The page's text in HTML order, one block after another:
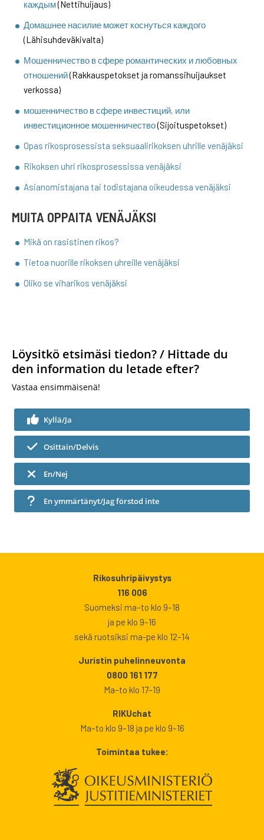
каждым(Nettihuijaus)
Домашнее насилие может коснуться каждого
(Lähisuhdeväkivalta)
Мошенничество в сфере романтических и любовных
отношений(Rakkauspetokset ja romanssihuijaukset
verkossa)
мошенничество в сфере инвестиций, или
инвестиционное мошенничество(Sijoituspetokset)
Opas rikosprosessista seksuaalirikoksen uhrille venäjäksi
Rikoksen uhri rikosprosessissa venäjäksi
Asianomistajana tai todistajana oikeudessa venäjäksi
MUITA OPPAITA VENÄJÄKSI
Mikä on rasistinen rikos?
Tietoa nuorille rikoksen uhreille venäjäksi
Oliko se viharikos venäjäksi
Löysitkö etsimäsi tiedon? / Hittade du
den information du letade efter?
Vastaa ensimmäisenä!
Kyllä/Ja
Osittain/Delvis
En/Nej
En ymmärtänyt/Jag förstod inte
Rikosuhripäivystys
116 006
Suomeksi ma–to klo 9–18
ja pe klo 9–16
sekä ruotsiksi ma-pe klo 12–14
Juristin puhelinneuvonta
0800 161 177
Ma–to klo 17–19
RIKUchat
Ma–to klo 9–18 ja pe klo 9–16
Toimintaa tukee: